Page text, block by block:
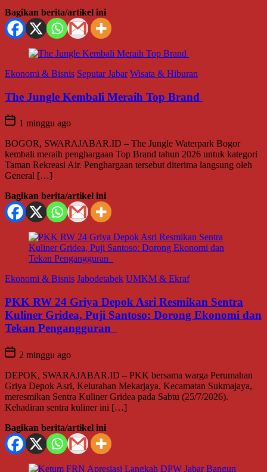
Bagikan berita/artikel ini
Ekonomi & Bisnis Seputar Jabar Wisata & Hiburan
The Jungle Kembali Meraih Top Brand
1 minggu ago
BOGOR, SWARAJABAR.ID – The Jungle Waterpark Bogor
kembali meraih penghargaan Top Brand tahun 2026 untuk kategori
Taman Rekreasi Air. Penghargaan tersebut diterima langsung oleh
General […]
Bagikan berita/artikel ini
Ekonomi & Bisnis Jabodetabek UMKM & Ekraf
PKK RW 24 Griya Depok Asri Resmikan Sentra
Kuliner Gridea, Puji Santoso: Dorong Ekonomi dan
Tekan Pengangguran
2 minggu ago
DEPOK, SWARAJABAR.ID – PKK bersama warga Perumahan
Griya Depok Asri, Kelurahan Mekarjaya, Kecamatan Sukmajaya,
meresmikan Sentra Kuliner Gridea pada Sabtu (25/7/2026).
Kehadiran sentra kuliner ini […]
Bagikan berita/artikel ini